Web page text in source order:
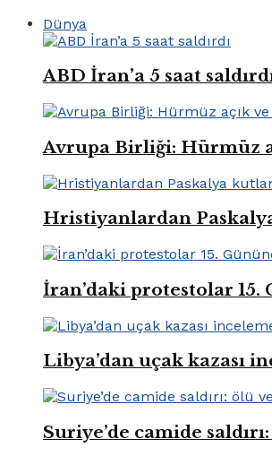
Dünya
ABD İran’a 5 saat
Avrupa Birliği: Hürmüz
Hristiyanlardan Paskalya
İran’daki protestolar
Libya’dan uçak kazası
Suriye’de camide